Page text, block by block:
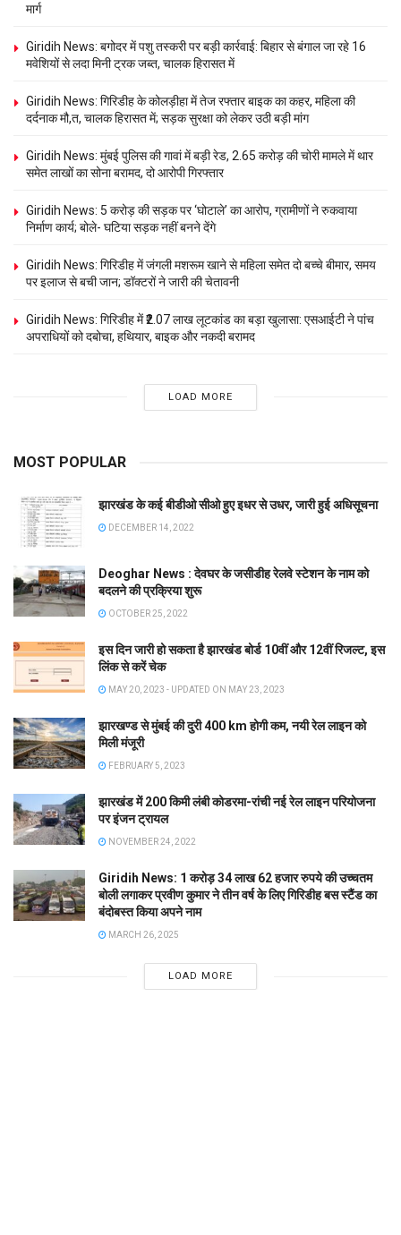
मार्ग
Giridih News: बगोदर में पशु तस्करी पर बड़ी कार्रवाई: बिहार से बंगाल जा रहे 16
मवेशियों से लदा मिनी ट्रक जब्त, चालक हिरासत में
Giridih News: गिरिडीह के कोलड़ीहा में तेज रफ्तार बाइक का कहर, महिला की
दर्दनाक मौ,त, चालक हिरासत में; सड़क सुरक्षा को लेकर उठी बड़ी मांग
Giridih News: मुंबई पुलिस की गावां में बड़ी रेड, 2.65 करोड़ की चोरी मामले में थार
समेत लाखों का सोना बरामद, दो आरोपी गिरफ्तार
Giridih News: 5 करोड़ की सड़क पर ‘घोटाले’ का आरोप, ग्रामीणों ने रुकवाया
निर्माण कार्य; बोले- घटिया सड़क नहीं बनने देंगे
Giridih News: गिरिडीह में जंगली मशरूम खाने से महिला समेत दो बच्चे बीमार, समय
पर इलाज से बची जान; डॉक्टरों ने जारी की चेतावनी
Giridih News: गिरिडीह में ₹2.07 लाख लूटकांड का बड़ा खुलासा: एसआईटी ने पांच
अपराधियों को दबोचा, हथियार, बाइक और नकदी बरामद
LOAD MORE
MOST POPULAR
झारखंड के कई बीडीओ सीओ हुए इधर से उधर, जारी हुई अधिसूचना
DECEMBER 14, 2022
Deoghar News : देवघर के जसीडीह रेलवे स्टेशन के नाम को
बदलने की प्रक्रिया शुरू
OCTOBER 25, 2022
इस दिन जारी हो सकता है झारखंड बोर्ड 10वीं और 12वीं रिजल्ट, इस
लिंक से करें चेक
MAY 20, 2023 - UPDATED ON MAY 23, 2023
झारखण्ड से मुंबई की दुरी 400 km होगी कम, नयी रेल लाइन को
मिली मंजूरी
FEBRUARY 5, 2023
झारखंड में 200 किमी लंबी कोडरमा-रांची नई रेल लाइन परियोजना
पर इंजन ट्रायल
NOVEMBER 24, 2022
Giridih News: 1 करोड़ 34 लाख 62 हजार रुपये की उच्चतम
बोली लगाकर प्रवीण कुमार ने तीन वर्ष के लिए गिरिडीह बस स्टैंड का
बंदोबस्त किया अपने नाम
MARCH 26, 2025
LOAD MORE